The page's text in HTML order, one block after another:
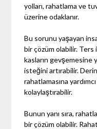
yolları, rahatlama ve
üzerine odaklanır.
Bu sorunu yaşayan
bir çözüm olabilir. Ters
kasların gevşemesine
isteğini artırabilir.
rahatlamasına
kolaylaştırabilir.
Bunun yanı sıra,
bir çözüm olabilir.